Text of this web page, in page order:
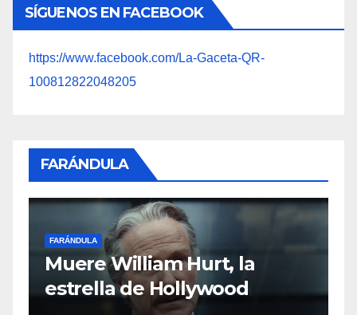
SÍGUENOS EN FACEBOOK
https://www.facebook.com/La-Gaceta-QR-
100812822048205
FARÁNDULA
Sasha Sokol habla sobre el
abuso de Luis de Llano